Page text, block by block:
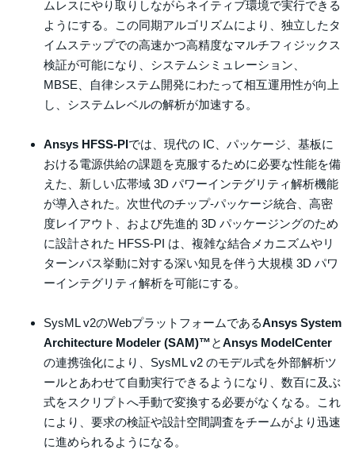
ムレスにやり取りしながらネイティブ環境で実行できる
ようにする。この同期アルゴリズムにより、独立したタ
イムステップでの高速かつ高精度なマルチフィジックス
検証が可能になり、システムシミュレーション、
MBSE、自律システム開発にわたって相互運用性が向上
し、システムレベルの解析が加速する。
Ansys HFSS‑PIでは、現代の IC、パッケージ、基板に
おける電源供給の課題を克服するために必要な性能を備
えた、新しい広帯域 3D パワーインテグリティ解析機能
が導入された。次世代のチップ-パッケージ統合、高密
度レイアウト、および先進的 3D パッケージングのため
に設計された HFSS‑PI は、複雑な結合メカニズムやリ
ターンパス挙動に対する深い知見を伴う大規模 3D パワ
ーインテグリティ解析を可能にする。
SysML v2のWebプラットフォームであるAnsys System
Architecture Modeler (SAM)™とAnsys ModelCenter
の連携強化により、SysML v2 のモデル式を外部解析ツ
ールとあわせて自動実行できるようになり、数百に及ぶ
式をスクリプトへ手動で変換する必要がなくなる。これ
により、要求の検証や設計空間調査をチームがより迅速
に進められるようになる。